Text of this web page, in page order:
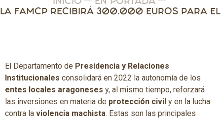
El Departamento de Presidencia y Relaciones
Institucionales consolidará en 2022 la autonomía de los
entes locales aragoneses y, al mismo tiempo, reforzará
las inversiones en materia de protección civil y en la lucha
contra la violencia machista. Estas son las principales